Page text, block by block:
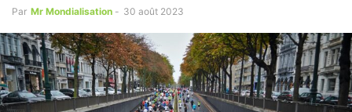
Par Mr Mondialisation - 30 août 2023